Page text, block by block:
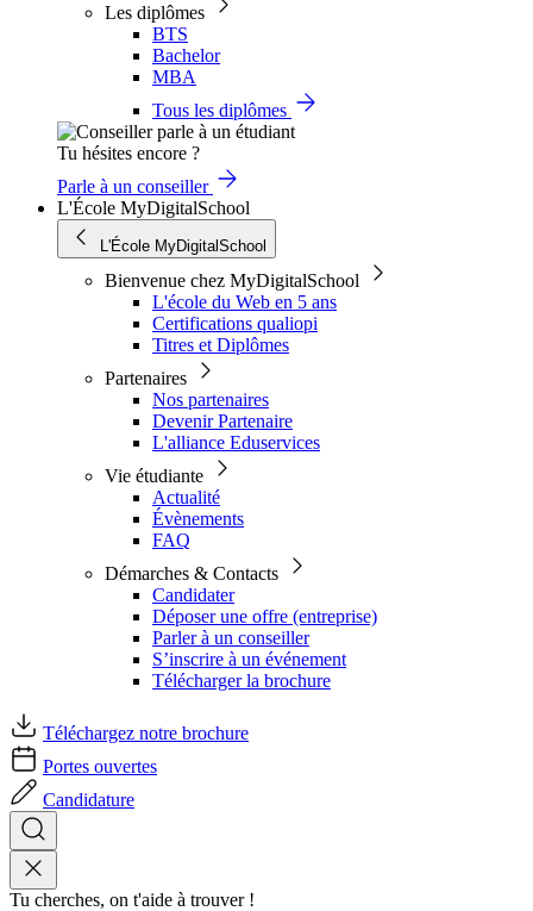
Les diplômes
BTS
Bachelor
MBA
Tous les diplômes
Tu hésites encore ?
Parle à un conseiller
L'École MyDigitalSchool
L'École MyDigitalSchool
Bienvenue chez MyDigitalSchool
L'école du Web en 5 ans
Certifications qualiopi
Titres et Diplômes
Partenaires
Nos partenaires
Devenir Partenaire
L'alliance Eduservices
Vie étudiante
Actualité
Évènements
FAQ
Démarches & Contacts
Candidater
Déposer une offre (entreprise)
Parler à un conseiller
S’inscrire à un événement
Télécharger la brochure
Téléchargez notre brochure
Portes ouvertes
Candidature
Tu cherches, on t'aide à trouver !